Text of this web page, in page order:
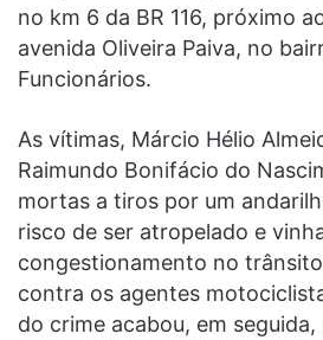
no km 6 da BR 116, próximo
avenida Oliveira Paiva, no
Funcionários.
As vítimas, Márcio Hélio
Raimundo Bonifácio do
mortas a tiros por um
risco de ser atropelado e
congestionamento no
contra os agentes
do crime acabou, em